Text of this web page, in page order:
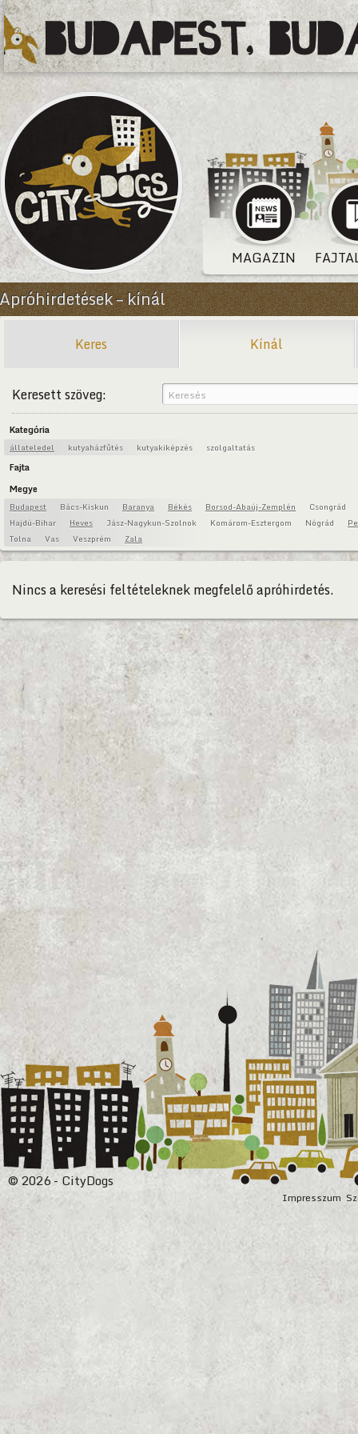
MAGAZIN
Apróhirdetések – kínál
Keres Kínál
Keresett szöveg:
Kategória
állateledel kutyaházfűtés kutyakiképzés szolgaltatás
Fajta
Megye
Budapest Bács-Kiskun Baranya Békés Borsod-Abaúj-Zemplén
Csongrád
Hajdú-Bihar
Heves Jász-Nagykun-Szolnok Komárom-Esztergom Nógrád
Tolna
Vas Veszprém Zala
Nincs a keresési feltételeknek megfelelő apróhirdetés.
Impresszum
© 2026 - CityDogs